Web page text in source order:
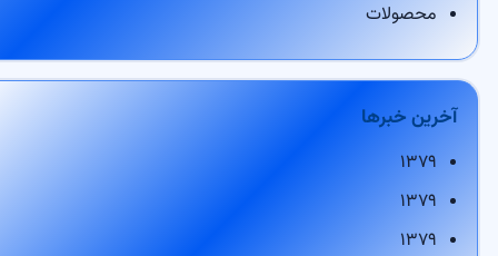
محصولات
آخرین خبرها
۱۳۷۹
۱۳۷۹
۱۳۷۹